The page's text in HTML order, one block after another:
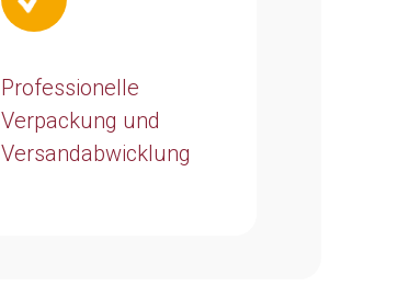
Professionelle
Verpackung und
Versandabwicklung